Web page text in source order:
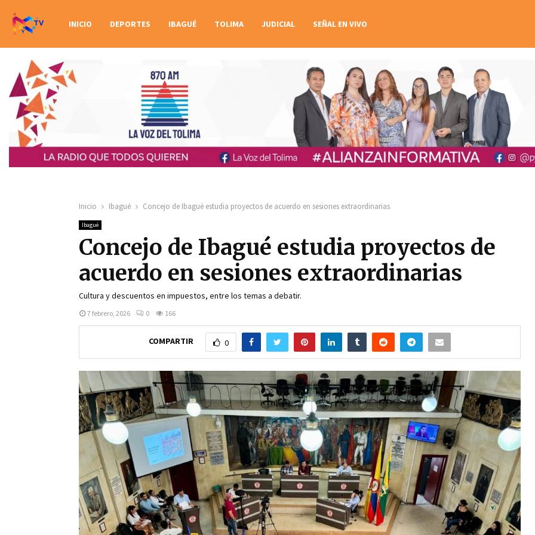
INICIO DEPORTES IBAGUÉ TOLIMA JUDICIAL SEÑAL EN VIVO
Inicio Ibagué Concejo de Ibagué estudia proyectos de acuerdo en sesiones extraordinarias
Ibagué
Concejo de Ibagué estudia proyectos de
acuerdo en sesiones extraordinarias
Cultura y descuentos en impuestos, entre los temas a debatir.
7 febrero, 2026 0 166
COMPARTIR 0